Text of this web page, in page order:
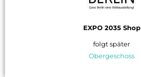
EXPO 2035 Shop
folgt später
Obergeschoss